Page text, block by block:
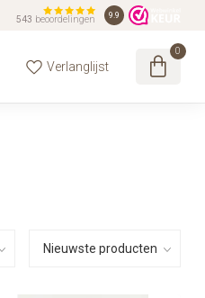
543 beoordelingen 9.9
Verlanglijst
0